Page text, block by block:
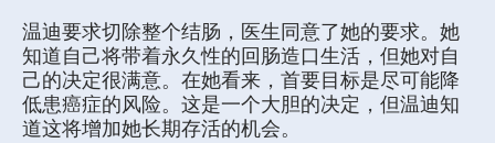
温迪要求切除整个结肠，医生同意了她的要求。她
知道自己将带着永久性的回肠造口生活，但她对自
己的决定很满意。在她看来，首要目标是尽可能降
低患癌症的风险。这是一个大胆的决定，但温迪知
道这将增加她长期存活的机会。